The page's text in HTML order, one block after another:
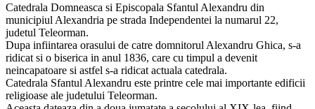
Catedrala Domneasca si Episcopala Sfantul Alexandru din
municipiul Alexandria pe strada Independentei la numarul 22,
judetul Teleorman.
Dupa infiintarea orasului de catre domnitorul Alexandru Ghica, s-a
ridicat si o biserica in anul 1836, care cu timpul a devenit
neincapatoare si astfel s-a ridicat actuala catedrala.
Catedrala Sfantul Alexandru este printre cele mai importante edificii
religioase ale judetului Teleorman.